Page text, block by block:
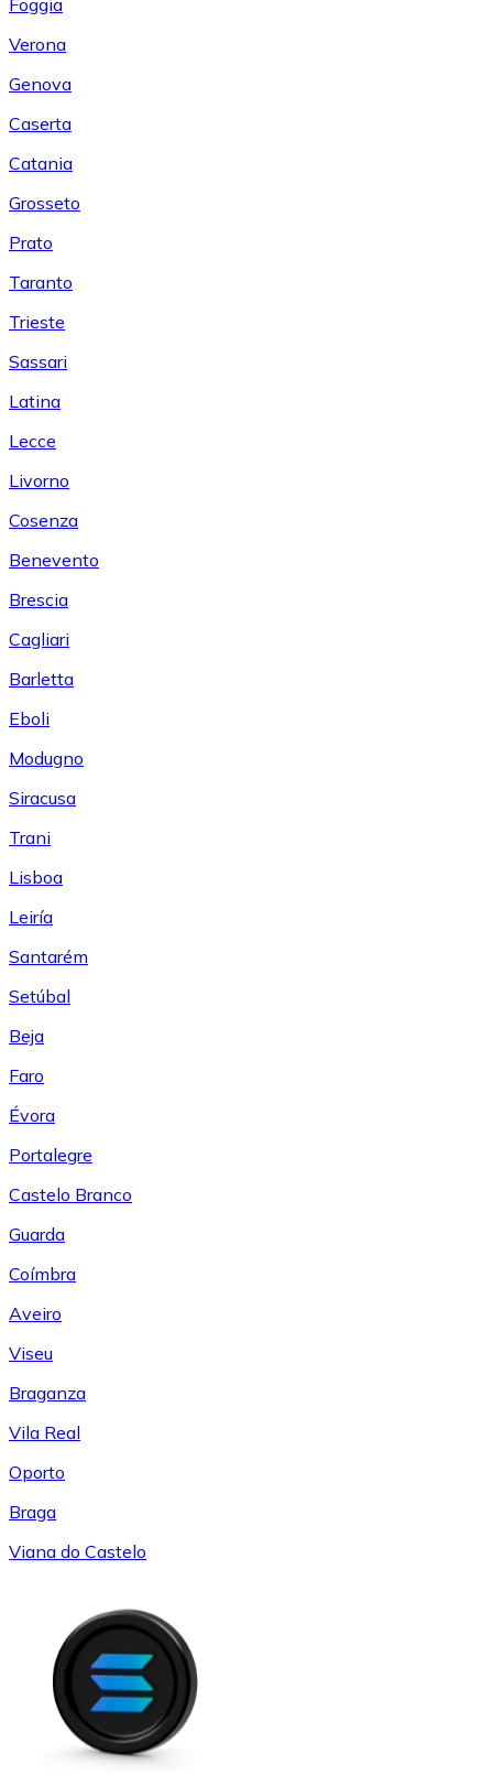
Foggia
Verona
Genova
Caserta
Catania
Grosseto
Prato
Taranto
Trieste
Sassari
Latina
Lecce
Livorno
Cosenza
Benevento
Brescia
Cagliari
Barletta
Eboli
Modugno
Siracusa
Trani
Lisboa
Leiría
Santarém
Setúbal
Beja
Faro
Évora
Portalegre
Castelo Branco
Guarda
Coímbra
Aveiro
Viseu
Braganza
Vila Real
Oporto
Braga
Viana do Castelo